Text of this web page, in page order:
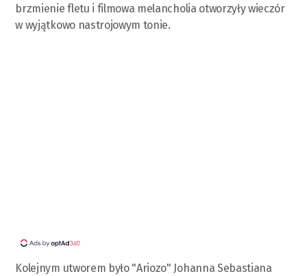
brzmienie fletu i filmowa melancholia otworzyły wieczór
w wyjątkowo nastrojowym tonie.
Kolejnym utworem było "Ariozo" Johanna Sebastiana